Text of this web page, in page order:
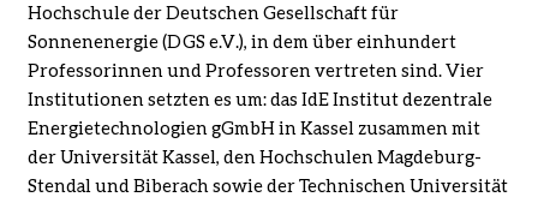
Hochschule der Deutschen Gesellschaft für
Sonnenenergie (DGS e.V.), in dem über einhundert
Professorinnen und Professoren vertreten sind. Vier
Institutionen setzten es um: das IdE Institut dezentrale
Energietechnologien gGmbH in Kassel zusammen mit
der Universität Kassel, den Hochschulen Magdeburg-
Stendal und Biberach sowie der Technischen Universität